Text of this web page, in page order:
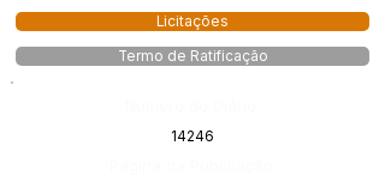
Licitações
Termo de Ratificação
14246